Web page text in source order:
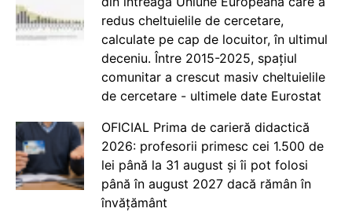
redus cheltuielile de cercetare,
calculate pe cap de locuitor, în ultimul
deceniu. Între 2015-2025, spațiul
comunitar a crescut masiv cheltuielile
de cercetare - ultimele date Eurostat
OFICIAL Prima de carieră didactică
2026: profesorii primesc cei 1.500 de
lei până la 31 august și îi pot folosi
până în august 2027 dacă rămân în
învățământ